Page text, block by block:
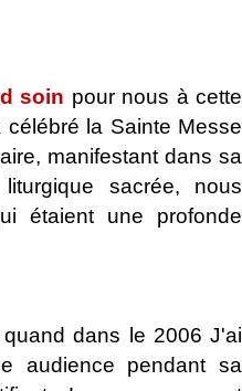
soin pour nous à cette
la Sainte Messe
manifestant dans sa
sacrée, nous
étaient une profonde
dans le 2006 J'ai
audience pendant sa